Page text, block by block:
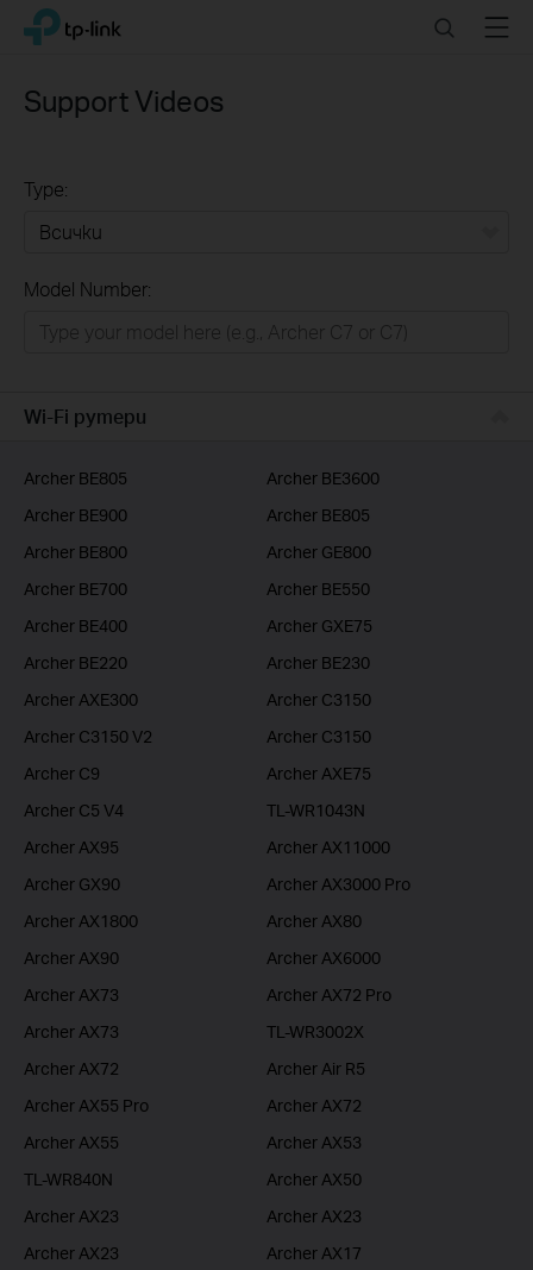
Click
navigation
TP-Link, Reliably Smart SearchMenu
Support Videos
Type:
Бизнес решения
Model Number:
Wi-Fi рутери
Archer BE805
Archer BE3600
Archer BE900
Archer BE805
Archer BE800
Archer GE800
Archer BE700
Archer BE550
Archer BE400
Archer GXE75
Archer BE220
Archer BE230
Archer AXE300
Archer C3150
Archer C3150 V2
Archer C3150
Archer C9
Archer AXE75
Archer C5 V4
TL-WR1043N
Archer AX95
Archer AX11000
Archer GX90
Archer AX3000 Pro
Archer AX1800
Archer AX80
Archer AX90
Archer AX6000
Archer AX73
Archer AX72 Pro
Archer AX73
TL-WR3002X
Archer AX72
Archer Air R5
Archer AX55 Pro
Archer AX72
Archer AX55
Archer AX53
TL-WR840N
Archer AX50
Archer AX23
Archer AX23
Archer AX23
Archer AX17